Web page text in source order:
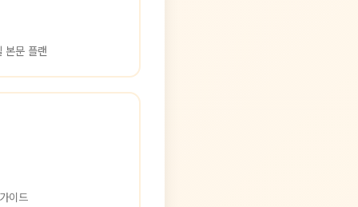
본문 플랜
이드